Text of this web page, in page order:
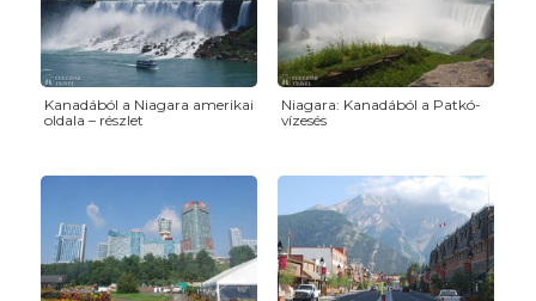
Kanadából a Niagara amerikai
oldala – részlet
Niagara: Kanadából a Patkó-
vízesés